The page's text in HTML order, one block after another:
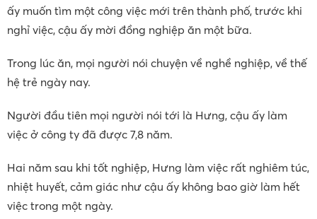
ấy muốn tìm một công việc mới trên thành phố, trước khi
nghỉ việc, cậu ấy mời đồng nghiệp ăn một bữa.
Trong lúc ăn, mọi người nói chuyện về nghề nghiệp, về thế
hệ trẻ ngày nay.
Người đầu tiên mọi người nói tới là Hưng, cậu ấy làm
việc ở công ty đã được 7,8 năm.
Hai năm sau khi tốt nghiệp, Hưng làm việc rất nghiêm túc,
nhiệt huyết, cảm giác như cậu ấy không bao giờ làm hết
việc trong một ngày.